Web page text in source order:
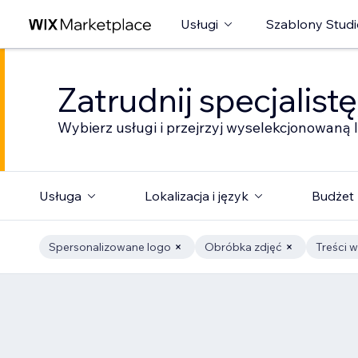
Usługi Szablony
Zatrudnij
Wybierz usługi i przejrzyj
Usługa Lokalizacja i język Budżet
Spersonalizowane logo Obróbka zdjęć Treści